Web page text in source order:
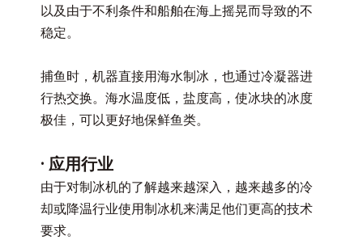
以及由于不利条件和船舶在海上摇晃而导致的不
稳定。
捕鱼时，机器直接用海水制冰，也通过冷凝器进
行热交换。海水温度低，盐度高，使冰块的冰度
极佳，可以更好地保鲜鱼类。
· 应用行业
由于对制冰机的了解越来越深入，越来越多的冷
却或降温行业使用制冰机来满足他们更高的技术
要求。